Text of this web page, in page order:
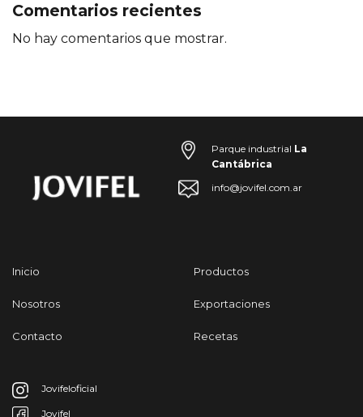
Comentarios recientes
No hay comentarios que mostrar.
Parque industrial La
Cantábrica
info@jovifel.com.ar
Inicio
Nosotros
Contacto
Productos
Exportaciones
Recetas
Jovifeloficial
Jovifel